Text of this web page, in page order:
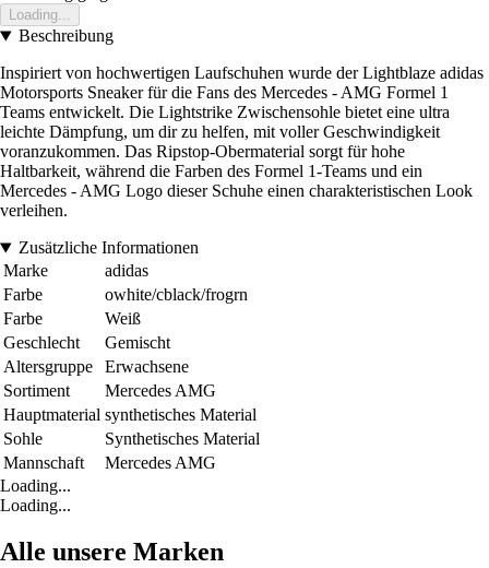
Loading...
Beschreibung
Inspiriert von hochwertigen Laufschuhen wurde der Lightblaze adidas
Motorsports Sneaker für die Fans des Mercedes - AMG Formel 1
Teams entwickelt. Die Lightstrike Zwischensohle bietet eine ultra
leichte Dämpfung, um dir zu helfen, mit voller Geschwindigkeit
voranzukommen. Das Ripstop-Obermaterial sorgt für hohe
Haltbarkeit, während die Farben des Formel 1-Teams und ein
Mercedes - AMG Logo dieser Schuhe einen charakteristischen Look
verleihen.
Zusätzliche Informationen
Marke
adidas
Farbe
owhite/cblack/frogrn
Farbe
Weiß
Geschlecht
Gemischt
Altersgruppe
Erwachsene
Sortiment
Mercedes AMG
Hauptmaterial synthetisches Material
Sohle
Synthetisches Material
Mannschaft
Mercedes AMG
Loading...
Loading...
Alle unsere Marken